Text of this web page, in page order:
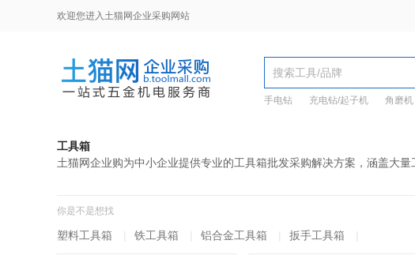
欢迎您进入土猫网企业采购网站
手电钻 充电钻/起子机 角磨机
工具箱
土猫网企业购为中小企业提供专业的工具箱批发采购解决方案，涵盖大
你是不是想找
塑料工具箱 铁工具箱 铝合金工具箱 扳手工具箱